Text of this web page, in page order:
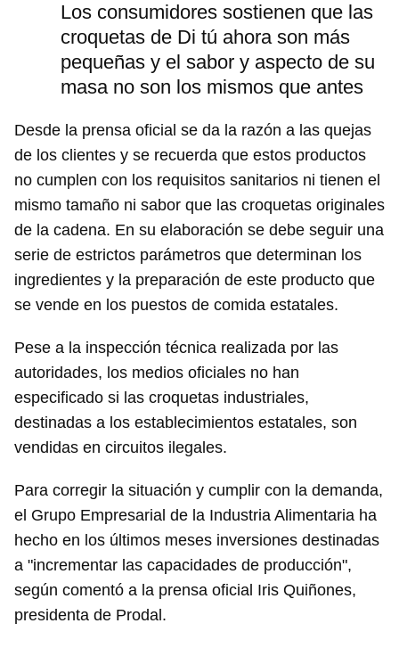
Los consumidores sostienen que las
croquetas de Di tú ahora son más
pequeñas y el sabor y aspecto de su
masa no son los mismos que antes
Desde la prensa oficial se da la razón a las quejas
de los clientes y se recuerda que estos productos
no cumplen con los requisitos sanitarios ni tienen el
mismo tamaño ni sabor que las croquetas originales
de la cadena. En su elaboración se debe seguir una
serie de estrictos parámetros que determinan los
ingredientes y la preparación de este producto que
se vende en los puestos de comida estatales.
Pese a la inspección técnica realizada por las
autoridades, los medios oficiales no han
especificado si las croquetas industriales,
destinadas a los establecimientos estatales, son
vendidas en circuitos ilegales.
Para corregir la situación y cumplir con la demanda,
el Grupo Empresarial de la Industria Alimentaria ha
hecho en los últimos meses inversiones destinadas
a "incrementar las capacidades de producción",
según comentó a la prensa oficial Iris Quiñones,
presidenta de Prodal.